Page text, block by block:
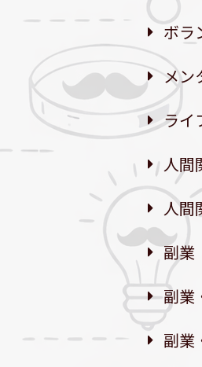
ボラ
メン
ライ
人間
人間
副業
副業
副業